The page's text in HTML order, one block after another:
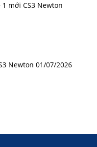
mới CS3 Newton
Newton 01/07/2026